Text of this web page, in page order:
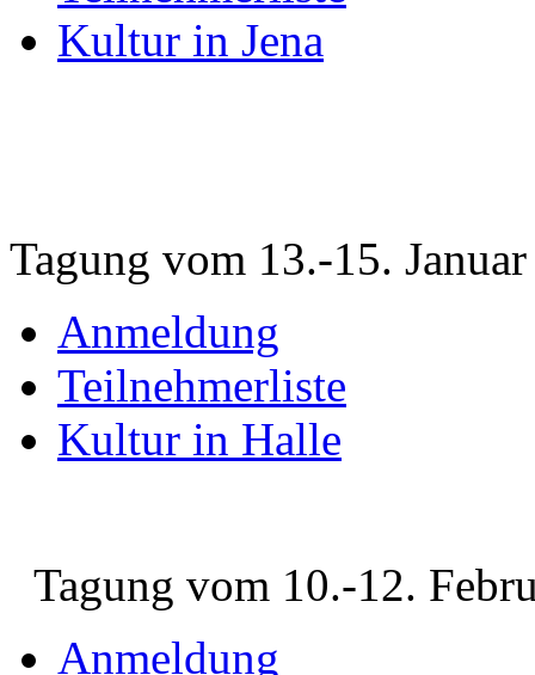
Kultur in Jena
Tagung vom 13.-15.
Anmeldung
Teilnehmerliste
Kultur in Halle
Tagung vom 10.-12.
Anmeldung